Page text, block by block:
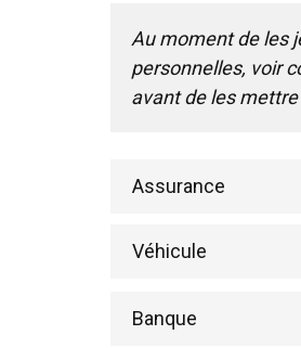
Au moment de les
personnelles, voir
avant de les
Assurance
Véhicule
Banque